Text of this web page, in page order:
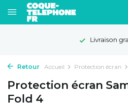
Livraison
Retour Accueil Protection écran
Protection écran
Fold 4